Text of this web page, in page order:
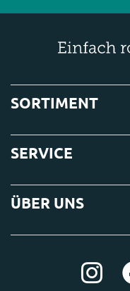
SORTIMENT
SERVICE
ÜBER UNS